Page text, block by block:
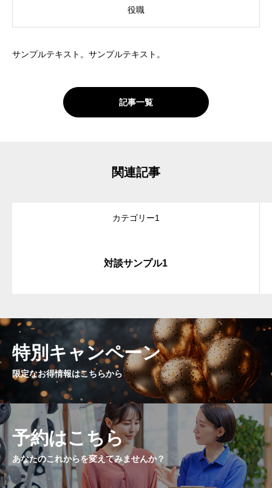
役職
サンプルテキスト。サンプルテキスト。
記事一覧
関連記事
カテゴリー1
対談サンプル1
特別キャンペーン
限定なお得情報はこちらから
予約はこちら
あなたのこれからを変えてみませんか？